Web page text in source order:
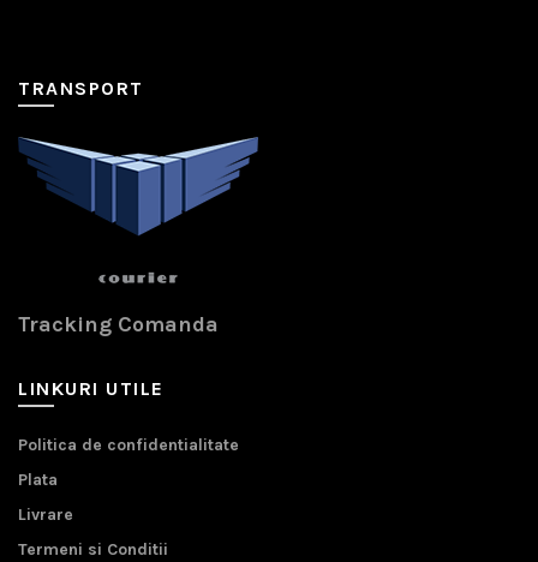
TRANSPORT
Tracking Comanda
LINKURI UTILE
Politica de confidentialitate
Plata
Livrare
Termeni si Conditii